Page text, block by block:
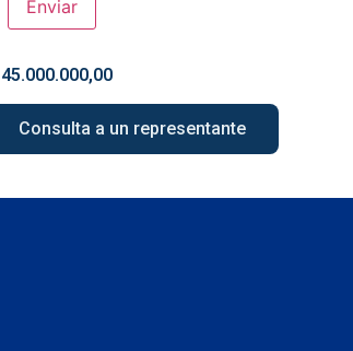
45.000.000,00
Consulta a un representante